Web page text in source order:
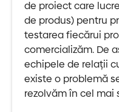
de proiect care
de produs) pentru
testarea fiecărui
comercializăm. De
echipele de relații
existe o problemă
rezolvăm în cel mai